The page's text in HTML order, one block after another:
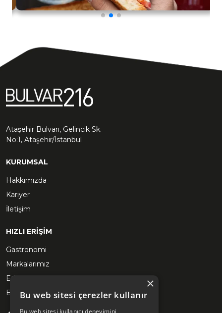
Ataşehir Bulvarı, Gelincik Sk.
No:1, Ataşehir/İstanbul
KURUMSAL
Hakkımızda
Kariyer
İletişim
HIZLI ERİŞİM
Gastronomi
Markalarımız
Etkinlikler
Blog
×
Bu web sitesi çerezler kullanır
Bu web sitesi kullanıcı deneyimini